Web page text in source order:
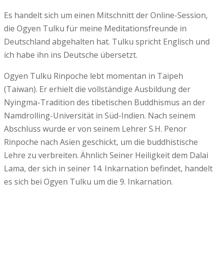
Es handelt sich um einen Mitschnitt der Online-Session,
die Ogyen Tulku für meine Meditationsfreunde in
Deutschland abgehalten hat. Tulku spricht Englisch und
ich habe ihn ins Deutsche übersetzt.
Ogyen Tulku Rinpoche lebt momentan in Taipeh
(Taiwan). Er erhielt die vollständige Ausbildung der
Nyingma-Tradition des tibetischen Buddhismus an der
Namdrolling-Universität in Süd-Indien. Nach seinem
Abschluss wurde er von seinem Lehrer S.H. Penor
Rinpoche nach Asien geschickt, um die buddhistische
Lehre zu verbreiten. Ähnlich Seiner Heiligkeit dem Dalai
Lama, der sich in seiner 14. Inkarnation befindet, handelt
es sich bei Ogyen Tulku um die 9. Inkarnation.